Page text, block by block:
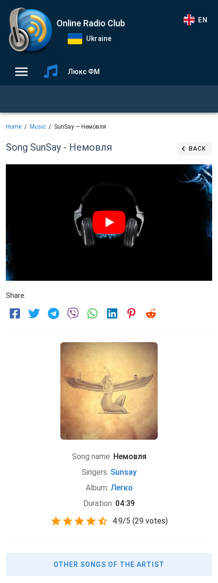
Online Radio Club
Ukraine
EN
Люкс ФМ
Home Music SunSay — Немовля
Song SunSay - Немовля BACK
Share:
Song name: Немовля
Singers: Sunsay
Album: Легко
Duration: 04:39
4.9/5 (29 votes)
OTHER SONGS OF THE ARTIST